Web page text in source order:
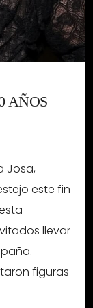
AÑOS
Josa,
este fin
llevar
figuras